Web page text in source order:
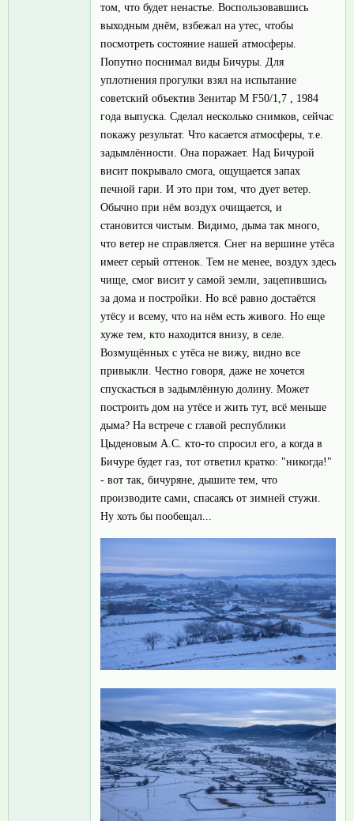
том, что будет ненастье. Воспользовавшись
выходным днём, взбежал на утес, чтобы
посмотреть состояние нашей атмосферы.
Попутно поснимал виды Бичуры. Для
уплотнения прогулки взял на испытание
советский объектив Зенитар М F50/1,7 , 1984
года выпуска. Сделал несколько снимков, сейчас
покажу результат. Что касается атмосферы, т.е.
задымлённости. Она поражает. Над Бичурой
висит покрывало смога, ощущается запах
печной гари. И это при том, что дует ветер.
Обычно при нём воздух очищается, и
становится чистым. Видимо, дыма так много,
что ветер не справляется. Снег на вершине утёса
имеет серый оттенок. Тем не менее, воздух здесь
чище, смог висит у самой земли, зацепившись
за дома и постройки. Но всё равно достаётся
утёсу и всему, что на нём есть живого. Но еще
хуже тем, кто находится внизу, в селе.
Возмущённых с утёса не вижу, видно все
привыкли. Честно говоря, даже не хочется
спускасться в задымлённую долину. Может
построить дом на утёсе и жить тут, всё меньше
дыма? На встрече с главой республики
Цыденовым А.С. кто-то спросил его, а когда в
Бичуре будет газ, тот ответил кратко: "никогда!"
- вот так, бичуряне, дышите тем, что
производите сами, спасаясь от зимней стужи.
Ну хоть бы пообещал...